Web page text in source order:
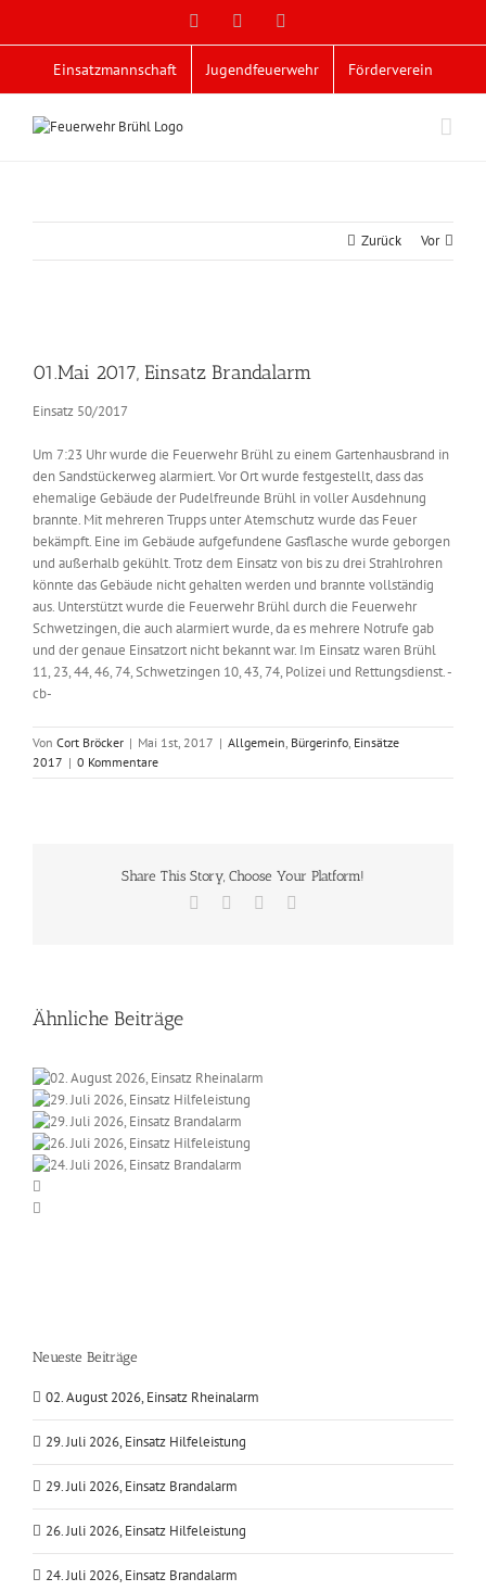
Facebook
Einsatzmannschaft Jugendfeuerwehr Förderverein
Zurück Vor
Bild
01.Mai 2017, Einsatz Brandalarm
Einsatz 50/2017
Um 7:23 Uhr wurde die Feuerwehr Brühl zu einem Gartenhausbrand in
den Sandstückerweg alarmiert. Vor Ort wurde festgestellt, dass das
ehemalige Gebäude der Pudelfreunde Brühl in voller Ausdehnung
brannte. Mit mehreren Trupps unter Atemschutz wurde das Feuer
bekämpft. Eine im Gebäude aufgefundene Gasflasche wurde geborgen
und außerhalb gekühlt. Trotz dem Einsatz von bis zu drei Strahlrohren
könnte das Gebäude nicht gehalten werden und brannte vollständig
aus. Unterstützt wurde die Feuerwehr Brühl durch die Feuerwehr
Schwetzingen, die auch alarmiert wurde, da es mehrere Notrufe gab
und der genaue Einsatzort nicht bekannt war. Im Einsatz waren Brühl
11, 23, 44, 46, 74, Schwetzingen 10, 43, 74, Polizei und Rettungsdienst. -
cb-
Von Cort Bröcker | Mai 1st, 2017 | Allgemein, Bürgerinfo, Einsätze
2017 | 0 Kommentare
Share This Story, Choose Your Platform!
Facebook
Ähnliche Beiträge
Neueste Beiträge
02. August 2026, Einsatz Rheinalarm
29. Juli 2026, Einsatz Hilfeleistung
29. Juli 2026, Einsatz Brandalarm
26. Juli 2026, Einsatz Hilfeleistung
24. Juli 2026, Einsatz Brandalarm